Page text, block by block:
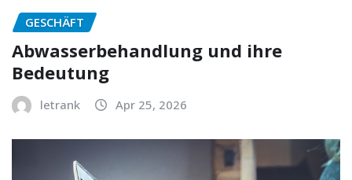
GESCHÄFT
Abwasserbehandlung und ihre
Bedeutung
letrank Apr 25, 2026